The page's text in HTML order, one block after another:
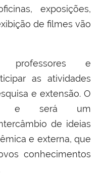
exposições,
de filmes vão
professores e
as atividades
e extensão. O
e será um
de ideias
e externa, que
conhecimentos